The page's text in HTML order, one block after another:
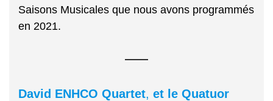
Saisons Musicales que nous avons programmés
en 2021.
David ENHCO Quartet, et le Quatuor